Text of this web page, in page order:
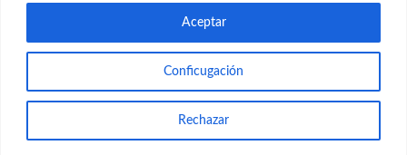
Conficugación
Rechazar
Aceptar
© el Radar del Rejuvenecimiento